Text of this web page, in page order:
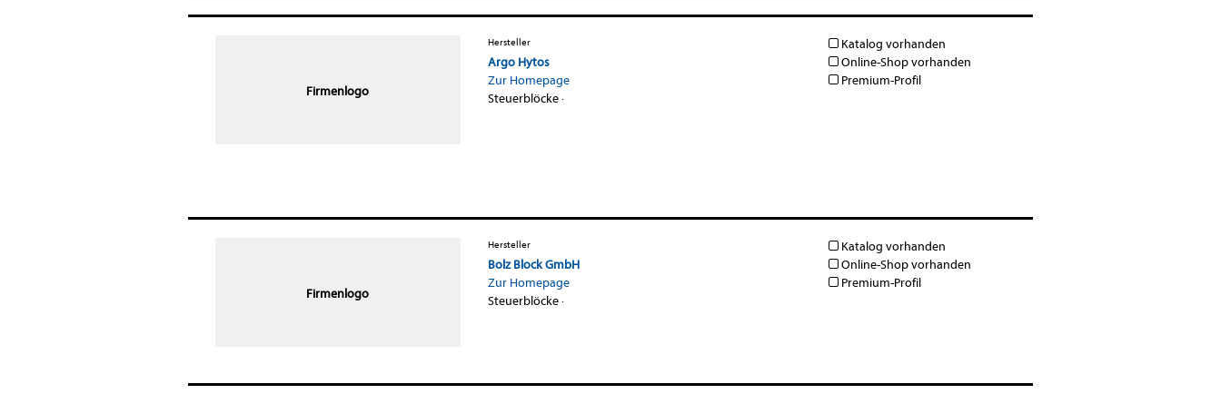
Firmenlogo
Hersteller
Argo Hytos
Zur Homepage
Steuerblöcke·
Katalog vorhanden
Online-Shop vorhanden
Premium-Profil
Firmenlogo
Hersteller
Bolz Block GmbH
Zur Homepage
Steuerblöcke·
Katalog vorhanden
Online-Shop vorhanden
Premium-Profil